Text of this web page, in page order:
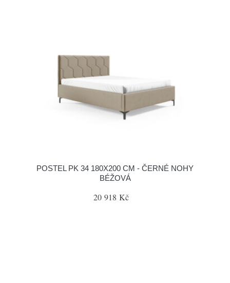
POSTEL PK 34 180X200 CM - ČERNÉ NOHY
BÉŽOVÁ
20 918 Kč